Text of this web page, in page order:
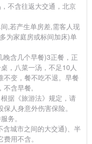
不含往返大交通， 北京
,若产生单房差,需客人现
为家庭房或标间加床)单
含几个早餐)3正餐，正
，八菜一汤，不足10人
不变，餐不吃不退。早餐
不含早餐,
据《旅游法》规定，请
人身意外伤害保险。
务。
城市之间的大交通)、半
用不含。